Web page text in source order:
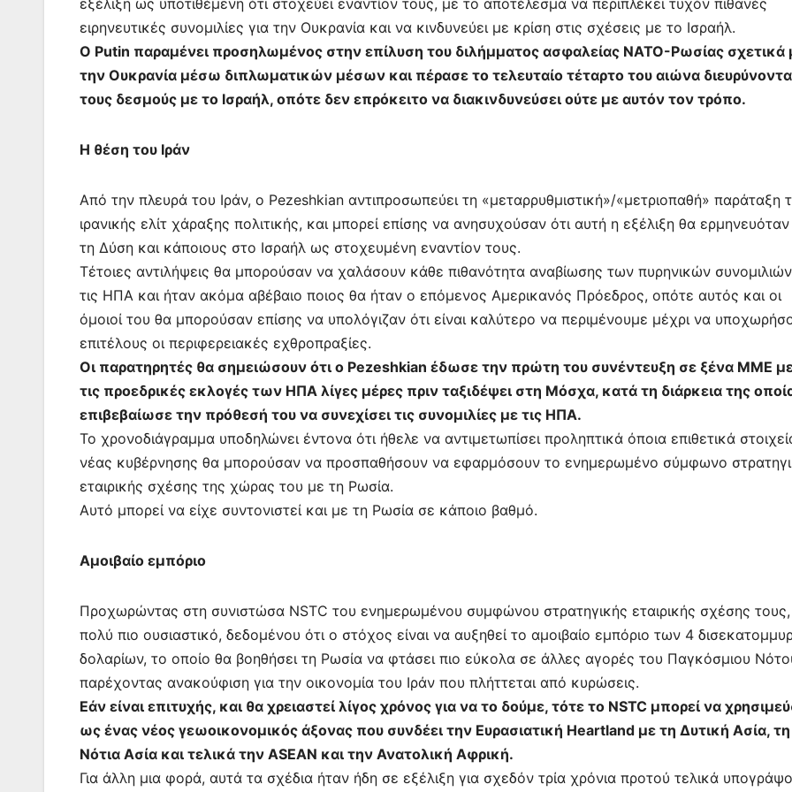
ειρηνευτικές συνομιλίες για την Ουκρανία και να κινδυνεύει με κρίση στις σχέσεις με το Ισραήλ.
Ο Putin παραμένει προσηλωμένος στην επίλυση του διλήμματος ασφαλείας ΝΑΤΟ-Ρωσίας σχετικά
την Ουκρανία μέσω διπλωματικών μέσων και πέρασε το τελευταίο τέταρτο του αιώνα
τους δεσμούς με το Ισραήλ, οπότε δεν επρόκειτο να διακινδυνεύσει ούτε με αυτόν τον τρόπο.
Η θέση του Ιράν
Από την πλευρά του Ιράν, ο Pezeshkian αντιπροσωπεύει τη «μεταρρυθμιστική»/«μετριοπαθή» παράταξη
ιρανικής ελίτ χάραξης πολιτικής, και μπορεί επίσης να ανησυχούσαν ότι αυτή η εξέλιξη θα
τη Δύση και κάποιους στο Ισραήλ ως στοχευμένη εναντίον τους.
Τέτοιες αντιλήψεις θα μπορούσαν να χαλάσουν κάθε πιθανότητα αναβίωσης των πυρηνικών
τις ΗΠΑ και ήταν ακόμα αβέβαιο ποιος θα ήταν ο επόμενος Αμερικανός Πρόεδρος, οπότε αυτός και οι
όμοιοί του θα μπορούσαν επίσης να υπολόγιζαν ότι είναι καλύτερο να περιμένουμε μέχρι να
επιτέλους οι περιφερειακές εχθροπραξίες.
Οι παρατηρητές θα σημειώσουν ότι ο Pezeshkian έδωσε την πρώτη του συνέντευξη σε ξένα ΜΜΕ
τις προεδρικές εκλογές των ΗΠΑ λίγες μέρες πριν ταξιδέψει στη Μόσχα, κατά τη διάρκεια της
επιβεβαίωσε την πρόθεσή του να συνεχίσει τις συνομιλίες με τις ΗΠΑ.
Το χρονοδιάγραμμα υποδηλώνει έντονα ότι ήθελε να αντιμετωπίσει προληπτικά όποια επιθετικά
νέας κυβέρνησης θα μπορούσαν να προσπαθήσουν να εφαρμόσουν το ενημερωμένο σύμφωνο
εταιρικής σχέσης της χώρας του με τη Ρωσία.
Αυτό μπορεί να είχε συντονιστεί και με τη Ρωσία σε κάποιο βαθμό.
Αμοιβαίο εμπόριο
Προχωρώντας στη συνιστώσα NSTC του ενημερωμένου συμφώνου στρατηγικής εταιρικής σχέσης τους,
πολύ πιο ουσιαστικό, δεδομένου ότι ο στόχος είναι να αυξηθεί το αμοιβαίο εμπόριο των 4
δολαρίων, το οποίο θα βοηθήσει τη Ρωσία να φτάσει πιο εύκολα σε άλλες αγορές του Παγκόσμιου
παρέχοντας ανακούφιση για την οικονομία του Ιράν που πλήττεται από κυρώσεις.
Εάν είναι επιτυχής, και θα χρειαστεί λίγος χρόνος για να το δούμε, τότε το NSTC μπορεί να
ως ένας νέος γεωοικονομικός άξονας που συνδέει την Ευρασιατική Heartland με τη Δυτική Ασία, τη
Νότια Ασία και τελικά την ASEAN και την Ανατολική Αφρική.
Για άλλη μια φορά, αυτά τα σχέδια ήταν ήδη σε εξέλιξη για σχεδόν τρία χρόνια προτού τελικά